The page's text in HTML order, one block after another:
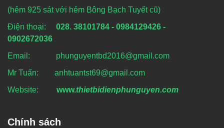
(hẻm 925 sát với hẻm Bông Bạch Tuyết cũ)
Điện thoại: 028. 38101784 - 0984129426 -
0902672036
Email: phunguyentbd2016@gmail.com
Mr Tuấn: anhtuantst69@gmail.com
Website:
www.thietbidienphunguyen.com
Chính sách